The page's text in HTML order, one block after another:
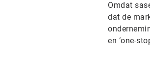
Omdat
dat de
en ‘one-